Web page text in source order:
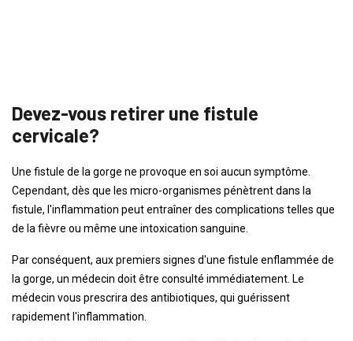
Devez-vous retirer une fistule
cervicale?
Une fistule de la gorge ne provoque en soi aucun symptôme.
Cependant, dès que les micro-organismes pénètrent dans la
fistule, l'inflammation peut entraîner des complications telles que
de la fièvre ou même une intoxication sanguine.
Par conséquent, aux premiers signes d'une fistule enflammée de
la gorge, un médecin doit être consulté immédiatement. Le
médecin vous prescrira des antibiotiques, qui guérissent
rapidement l'inflammation.